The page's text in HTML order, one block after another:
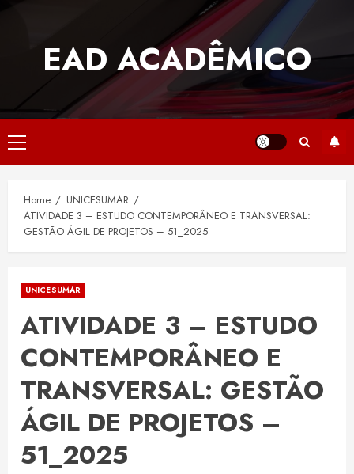
EAD ACADÊMICO
Primary
Menu
Home
UNICESUMAR
ATIVIDADE 3 – ESTUDO CONTEMPORÂNEO E TRANSVERSAL:
GESTÃO ÁGIL DE PROJETOS – 51_2025
UNICESUMAR
ATIVIDADE 3 – ESTUDO
CONTEMPORÂNEO E
TRANSVERSAL: GESTÃO
ÁGIL DE PROJETOS –
51_2025